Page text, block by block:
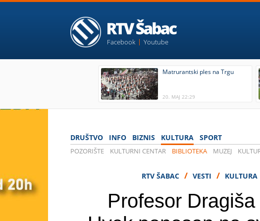
Facebook Youtube
Matrurantski ples na Trgu
20. MAJ 22:29
DRUŠTVO INFO BIZNIS KULTURA SPORT
POZORIŠTE KULTURNI CENTAR BIBLIOTEKA MUZEJ
RTV ŠABAC / VESTI / KULTURA
Profesor